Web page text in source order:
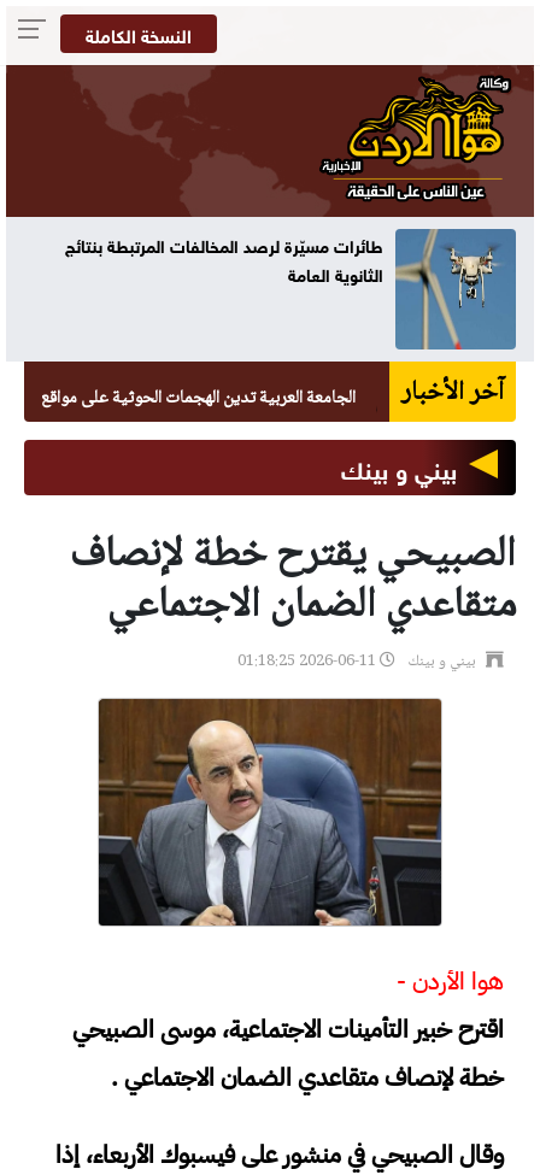
النسخة الكاملة
تنفيذي معان يبحث موازنة المحافظة
آخر الأخبارالجامعة العربية تدين الهجمات الحوثية على مواقع يمنية
بيني و بينك
الصبيحي يقترح ​خطة لإنصاف
متقاعدي الضمان الاجتماعي
بيني و بينك
هوا الأردن -
اقترح خبير التأمينات الاجتماعية، موسى الصبيحي ​
خطة لإنصاف متقاعدي الضمان الاجتماعي .
وقال الصبيحي في منشور على فيسبوك الأربعاء، إذا